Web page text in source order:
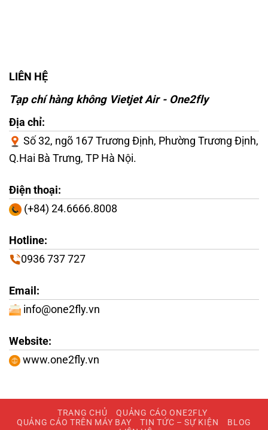
LIÊN HỆ
Tạp chí hàng không Vietjet Air - One2fly
Địa chỉ:
Số 32, ngõ 167 Trương Định, Phường Trương Định,
Q.Hai Bà Trưng, TP Hà Nội.
Điện thoại:
(+84) 24.6666.8008
Hotline:
0936 737 727
Email:
info@one2fly.vn
Website:
www.one2fly.vn
TRANG CHỦ
QUẢNG CÁO ONE2FLY
QUẢNG CÁO TRÊN MÁY BAY
TIN TỨC – SỰ KIỆN
BLOG